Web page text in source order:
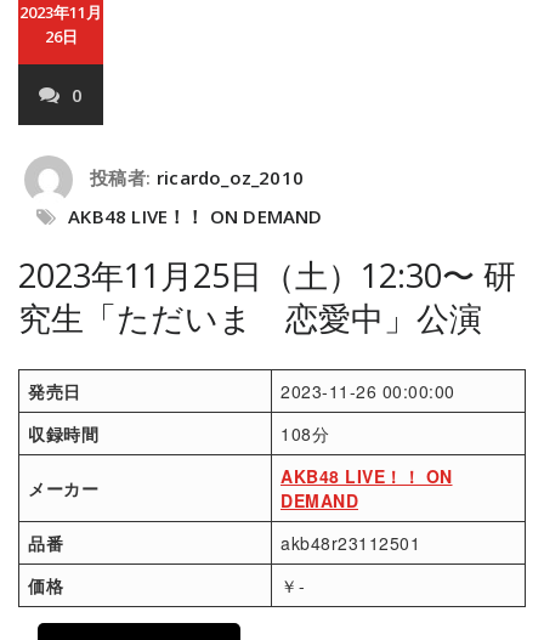
2023年11月
26日
0
投稿者: ricardo_oz_2010
AKB48 LIVE！！ ON DEMAND
2023年11月25日（土）12:30〜 研
究生「ただいま 恋愛中」公演
発売日
2023-11-26 00:00:00
収録時間
108分
メーカー
AKB48 LIVE！！ ON
DEMAND
品番
akb48r23112501
価格
￥-